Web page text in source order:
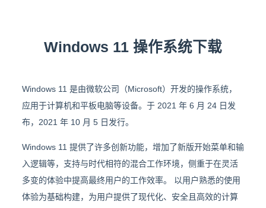
Windows 11 操作系统下载
Windows 11 是由微软公司（Microsoft）开发的操作系统，
应用于计算机和平板电脑等设备。于 2021 年 6 月 24 日发
布，2021 年 10 月 5 日发行。
Windows 11 提供了许多创新功能，增加了新版开始菜单和输
入逻辑等，支持与时代相符的混合工作环境，侧重于在灵活
多变的体验中提高最终用户的工作效率。 以用户熟悉的使用
体验为基础构建，为用户提供了现代化、安全且高效的计算